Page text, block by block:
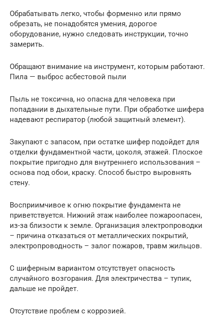
Обрабатывать легко, чтобы форменно или прямо
обрезать, не понадобятся умения, дорогое
оборудование, нужно следовать инструкции, точно
замерить.
Обращают внимание на инструмент, которым работают.
Пила — выброс асбестовой пыли
Пыль не токсична, но опасна для человека при
попадании в дыхательные пути. При обработке шифера
надевают респиратор (любой защитный элемент).
Закупают с запасом, при остатке шифер подойдет для
отделки фундаментной части, цоколя, этажей. Плоское
покрытие пригодно для внутреннего использования –
основа под обои, краску. Способ быстро выровнять
стену.
Восприимчивое к огню покрытие фундамента не
приветствуется. Нижний этаж наиболее пожароопасен,
из-за близости к земле. Организация электропроводки
– причина отказаться от металлических покрытий,
электропроводность – залог пожаров, травм жильцов.
С шиферным вариантом отсутствует опасность
случайного возгорания. Для электричества – тупик,
дальше не пройдет.
Отсутствие проблем с коррозией.